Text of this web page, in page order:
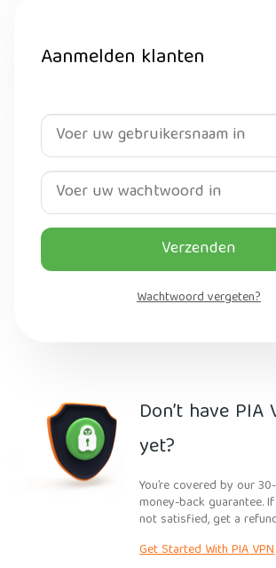
Aanmelden klanten
Verzenden
Wachtwoord vergeten?
Don’t have PIA
yet?
You’re covered by our
money-back guarantee. If
not satisfied, get a
Get Started With PIA VPN